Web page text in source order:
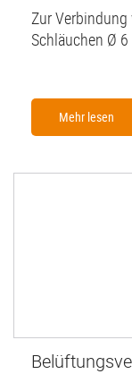
Zur
Schläuchen Ø 6
Mehr lesen